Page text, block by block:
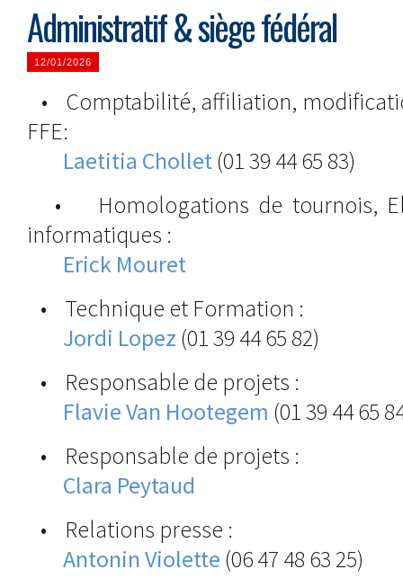
Administratif & siège fédéral
12/01/2026
• Comptabilité, affiliation,
FFE:
Laetitia Chollet(01 39 44 65 83)
• Homologations de tournois,
informatiques :
Erick Mouret
• Technique et Formation :
Jordi Lopez (01 39 44 65 82)
• Responsable de projets :
Flavie Van Hootegem (01 39 44 65
• Responsable de projets :
Clara Peytaud
• Relations presse :
Antonin Violette (06 47 48 63 25)